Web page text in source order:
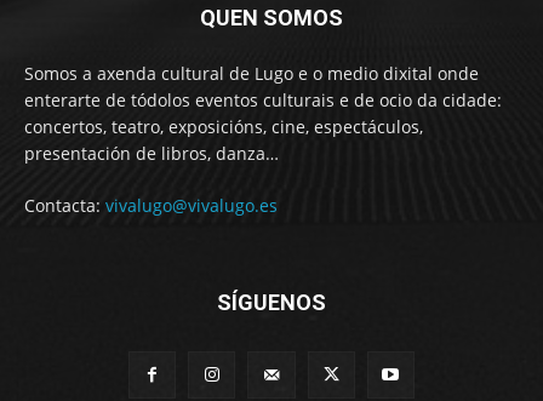
QUEN SOMOS
Somos a axenda cultural de Lugo e o medio dixital onde
enterarte de tódolos eventos culturais e de ocio da cidade:
concertos, teatro, exposicións, cine, espectáculos,
presentación de libros, danza…
Contacta: vivalugo@vivalugo.es
SÍGUENOS